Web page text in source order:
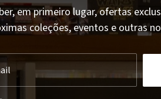
em primeiro lugar, ofertas
coleções, eventos e outras